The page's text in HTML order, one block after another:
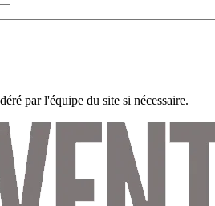
par l'équipe du site si nécessaire.